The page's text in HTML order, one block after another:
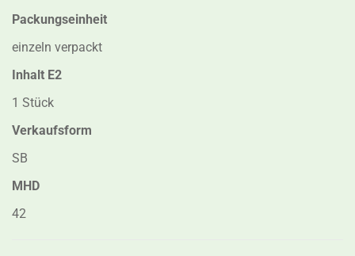
Packungseinheit
einzeln verpackt
Inhalt E2
1 Stück
Verkaufsform
SB
MHD
42